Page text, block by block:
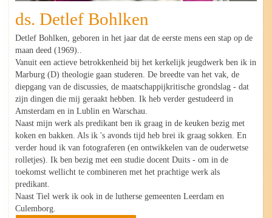
ds. Detlef Bohlken
Detlef Bohlken, geboren in het jaar dat de eerste mens een stap op de
maan deed (1969)..
Vanuit een actieve betrokkenheid bij het kerkelijk jeugdwerk ben ik in
Marburg (D) theologie gaan studeren. De breedte van het vak, de
diepgang van de discussies, de maatschappijkritische grondslag - dat
zijn dingen die mij geraakt hebben. Ik heb verder gestudeerd in
Amsterdam en in Lublin en Warschau.
Naast mijn werk als predikant ben ik graag in de keuken bezig met
koken en bakken. Als ik 's avonds tijd heb brei ik graag sokken. En
verder houd ik van fotograferen (en ontwikkelen van de ouderwetse
rolletjes). Ik ben bezig met een studie docent Duits - om in de
toekomst wellicht te combineren met het prachtige werk als
predikant.
Naast Tiel werk ik ook in de lutherse gemeenten Leerdam en
Culemborg.